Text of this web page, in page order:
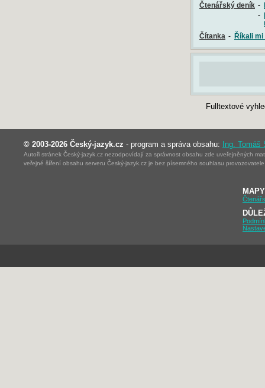
Čtenářský deník -
-
Čítanka - Říkali mi
© 2003-2026 Český-jazyk.cz- program a správa obsahu: Ing. Tomáš
Autoři stránek Český-jazyk.cz nezodpovídají za správnost obsahu zde uveřejněných